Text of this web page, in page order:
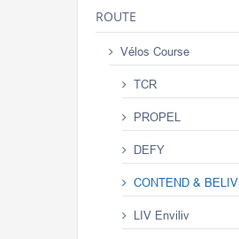
ROUTE
Vélos Course
TCR
PROPEL
DEFY
CONTEND & BELIV
LIV Enviliv